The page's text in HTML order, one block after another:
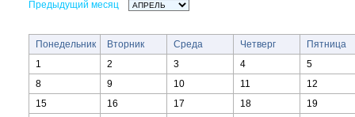
Предыдущий месяц
Понедельник Вторник Среда Четверг
Пятница
1
2 3 4
5
8
9 10 11
12
15
16 17 18
19